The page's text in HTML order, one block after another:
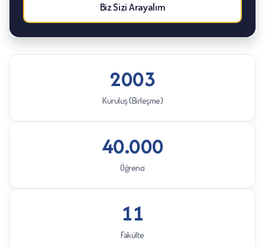
Biz Sizi Arayalım
2003
Kuruluş (Birleşme)
40.000
Öğrenci
11
Fakülte